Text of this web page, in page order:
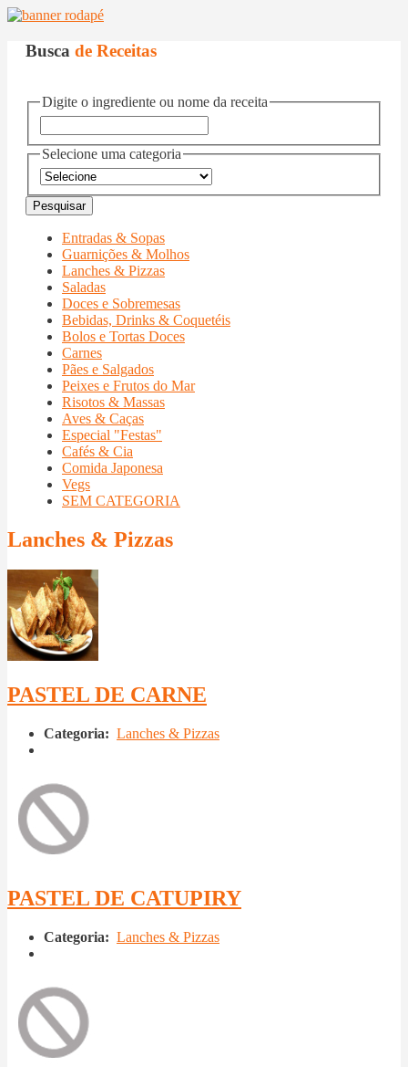
Busca de Receitas
Digite o ingrediente ou nome da receita
Selecione uma categoria
Entradas & Sopas
Guarnições & Molhos
Lanches & Pizzas
Saladas
Doces e Sobremesas
Bebidas, Drinks & Coquetéis
Bolos e Tortas Doces
Carnes
Pães e Salgados
Peixes e Frutos do Mar
Risotos & Massas
Aves & Caças
Especial "Festas"
Cafés & Cia
Comida Japonesa
Vegs
SEM CATEGORIA
Lanches & Pizzas
PASTEL DE CARNE
Categoria: Lanches & Pizzas
PASTEL DE CATUPIRY
Categoria: Lanches & Pizzas